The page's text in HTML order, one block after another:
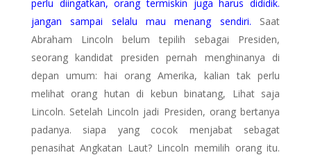
perlu diingatkan, orang termiskin juga harus dididik.
jangan sampai selalu mau menang sendiri. Saat
Abraham Lincoln belum tepilih sebagai Presiden,
seorang kandidat presiden pernah menghinanya di
depan umum: hai orang Amerika, kalian tak perlu
melihat orang hutan di kebun binatang, Lihat saja
Lincoln. Setelah Lincoln jadi Presiden, orang bertanya
padanya. siapa yang cocok menjabat sebagat
penasihat Angkatan Laut? Lincoln memilih orang itu.